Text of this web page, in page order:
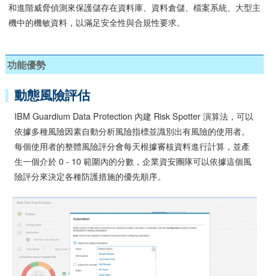
和進階威脅偵測來保護儲存在資料庫、資料倉儲、檔案系統、大型主
機中的機敏資料，以滿足安全性與合規性要求。
功能優勢
動態風險評估
IBM Guardium Data Protection 內建 Risk Spotter 演算法，可以
依據多種風險因素自動分析風險指標並識別出有風險的使用者。
每個使用者的整體風險評分會每天根據審核資料進行計算，並產
生一個介於 0 - 10 範圍內的分數，企業資安團隊可以依據這個風
險評分來決定各種防護措施的優先順序。